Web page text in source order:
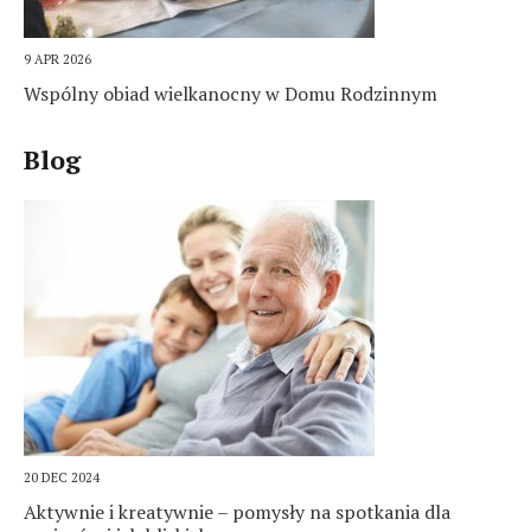
9 APR 2026
Wspólny obiad wielkanocny w Domu Rodzinnym
Blog
20 DEC 2024
Aktywnie i kreatywnie – pomysły na spotkania dla